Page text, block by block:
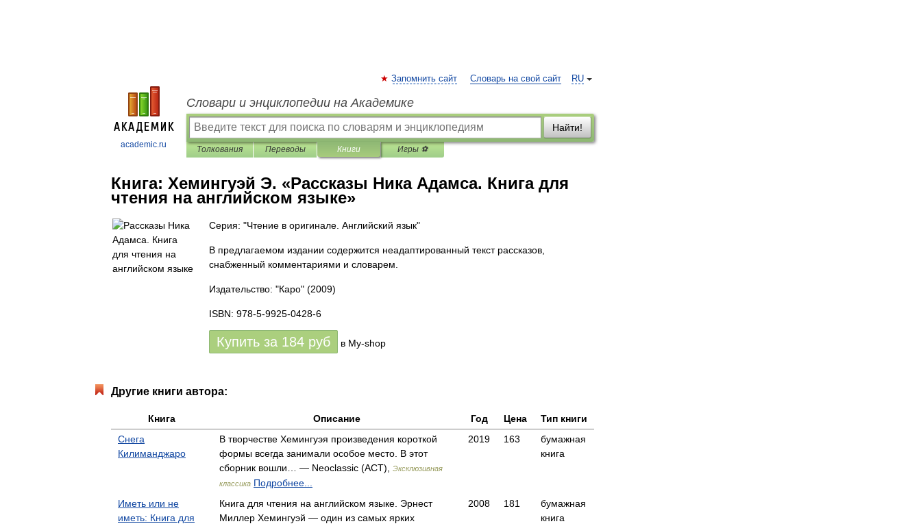
academic.ru
RU
Запомнить сайт Словарь на свой сайт
Словари и энциклопедии на Академике
Найти!
Толкования Переводы Книги Игры ⚽
Книга: Хемингуэй Э. «Рассказы Ника Адамса. Книга для
чтения на английском языке»
Серия: "Чтение в оригинале. Английский язык"
В предлагаемом издании содержится неадаптированный текст рассказов,
снабженный комментариями и словарем.
Издательство: "Каро" (2009)
ISBN: 978-5-9925-0428-6
Купить за 184 руб в My-shop
Другие книги автора:
Книга Описание Год Цена
Тип книги
Снега
Килиманджаро
В творчестве Хемингуэя произведения короткой
формы всегда занимали особое место. В этот
сборник вошли… — Neoclassic (АСТ),
Эксклюзивная
классика Подробнее...
2019 163
бумажная
книга
Иметь или не
иметь: Книга для
Книга для чтения на английском языке. Эрнест
Миллер Хемингуэй — один из самых ярких
2008 181
бумажная
книга